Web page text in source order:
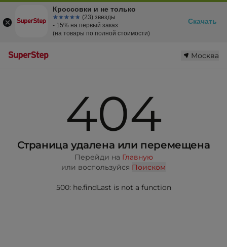
Москва
404
Страница удалена или перемещена
Перейди на Главную
или воспользуйся Поиском
500: he.findLast is not a function
Кроссовки и не только
☆☆☆☆☆
★★★★★ (23) звезды
- 15% на первый заказ
(на товары по полной стоимости)
Скачать